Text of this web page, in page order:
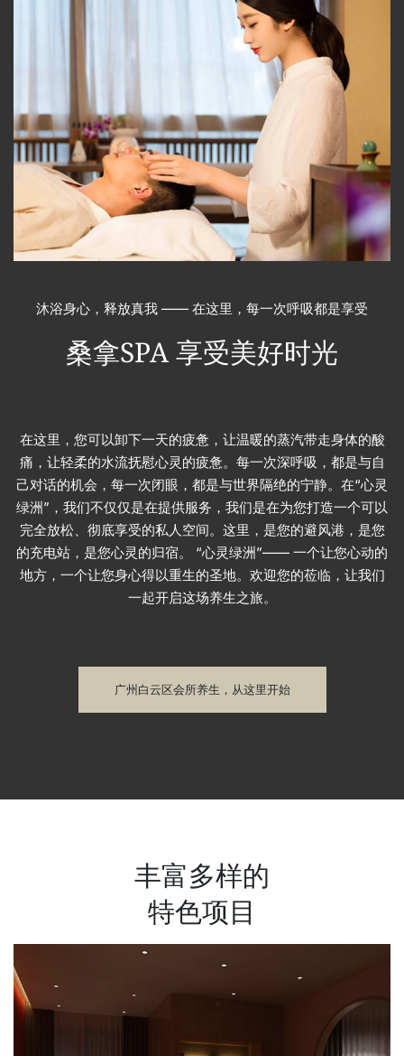
沐浴身心，释放真我 —— 在这里，每一次呼吸都是享受
桑拿SPA享受美好时光
在这里，您可以卸下一天的疲惫，让温暖的蒸汽带走身体的酸
痛，让轻柔的水流抚慰心灵的疲惫。每一次深呼吸，都是与自
己对话的机会，每一次闭眼，都是与世界隔绝的宁静。在“心灵
绿洲”，我们不仅仅是在提供服务，我们是在为您打造一个可以
完全放松、彻底享受的私人空间。这里，是您的避风港，是您
的充电站，是您心灵的归宿。 “心灵绿洲”—— 一个让您心动的
地方，一个让您身心得以重生的圣地。欢迎您的莅临，让我们
一起开启这场养生之旅。
广州白云区会所养生，从这里开始
丰富多样的
特色项目